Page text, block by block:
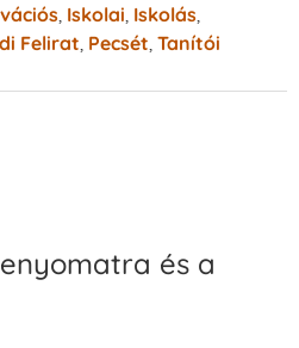
Iskolai Iskolás
Felirat Pecsét Tanítói
és a